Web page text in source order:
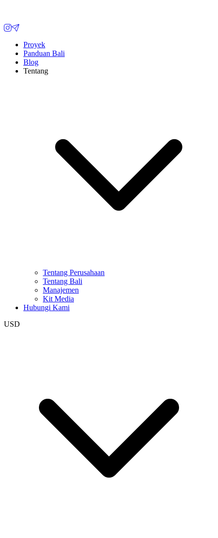
Proyek
Panduan Bali
Blog
Tentang
Tentang Perusahaan
Tentang Bali
Manajemen
Kit Media
Hubungi Kami
USD